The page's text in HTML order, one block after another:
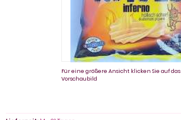
Für eine größere Ansicht klicken Sie auf das
Vorschaubild